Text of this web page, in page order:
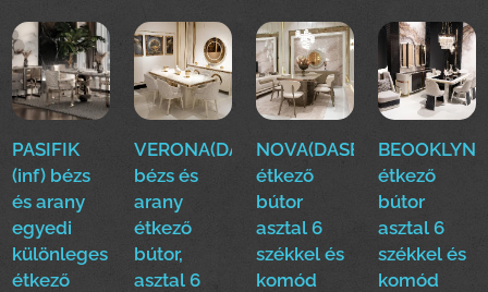
PASIFIK
(inf) bézs
és arany
egyedi
különleges
étkező
VERONA(DASE)
bézs és
arany
étkező
bútor,
asztal 6
NOVA(DASE)
étkező
bútor
asztal 6
székkel és
komód
étkező
bútor
asztal 6
székkel és
komód